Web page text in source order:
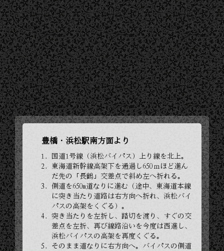
豊橋・浜松駅南方面より
国道1号線（浜松バイパス）上り線を北上。
東海道新幹線高架下を通過し650ｍほど進ん
だ先の「長鶴」交差点で斜め左へ折れる。
側道を650m道なりに進む（途中、東海道本線
に突き当たり道路は右方向へ折れ、浜松バイ
パスの高架をくぐる）。
突き当たりを左折し、踏切を渡り、すぐの交
差点を左折、再び線路沿いを今度は西進し、
浜松バイパスの高架を再度くぐる。
そのまま道なりに右方向へ。バイパスの側道